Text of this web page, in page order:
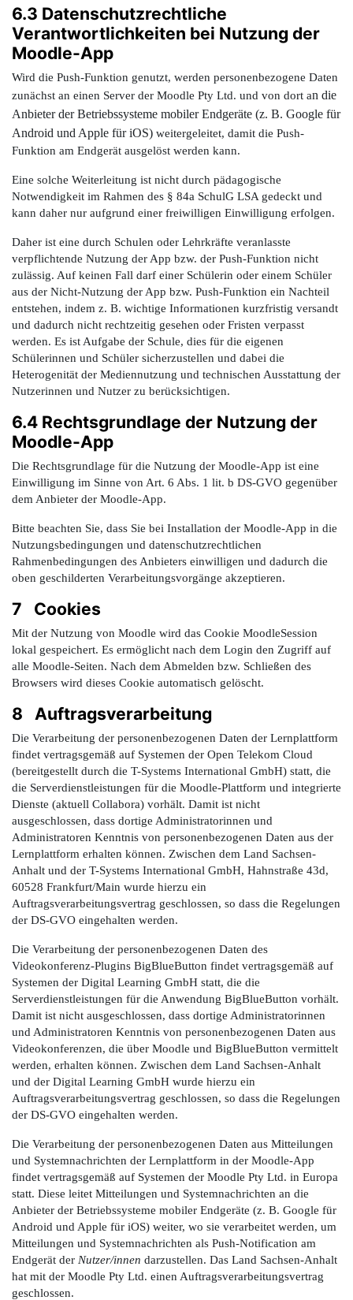
6.3 Datenschutzrechtliche
Verantwortlichkeiten bei Nutzung der
Moodle-App
Wird die Push-Funktion genutzt, werden personenbezogene Daten
zunächst an einen Server der Moodle Pty Ltd. und von dort an die
Anbieter der Betriebssysteme mobiler Endgeräte (z. B. Google für
Android und Apple für iOS) weitergeleitet, damit die Push-
Funktion am Endgerät ausgelöst werden kann.
Eine solche Weiterleitung ist nicht durch pädagogische
Notwendigkeit im Rahmen des § 84a SchulG LSA gedeckt und
kann daher nur aufgrund einer freiwilligen Einwilligung erfolgen.
Daher ist eine durch Schulen oder Lehrkräfte veranlasste
verpflichtende Nutzung der App bzw. der Push-Funktion nicht
zulässig. Auf keinen Fall darf einer Schülerin oder einem Schüler
aus der Nicht-Nutzung der App bzw. Push-Funktion ein Nachteil
entstehen, indem z. B. wichtige Informationen kurzfristig versandt
und dadurch nicht rechtzeitig gesehen oder Fristen verpasst
werden. Es ist Aufgabe der Schule, dies für die eigenen
Schülerinnen und Schüler sicherzustellen und dabei die
Heterogenität der Mediennutzung und technischen Ausstattung der
Nutzerinnen und Nutzer zu berücksichtigen.
6.4 Rechtsgrundlage der Nutzung der
Moodle-App
Die Rechtsgrundlage für die Nutzung der Moodle-App ist eine
Einwilligung im Sinne von Art. 6 Abs. 1 lit. b DS-GVO gegenüber
dem Anbieter der Moodle-App.
Bitte beachten Sie, dass Sie bei Installation der Moodle-App in die
Nutzungsbedingungen und datenschutzrechtlichen
Rahmenbedingungen des Anbieters einwilligen und dadurch die
oben geschilderten Verarbeitungsvorgänge akzeptieren.
7 Cookies
Mit der Nutzung von Moodle wird das Cookie MoodleSession
lokal gespeichert. Es ermöglicht nach dem Login den Zugriff auf
alle Moodle-Seiten. Nach dem Abmelden bzw. Schließen des
Browsers wird dieses Cookie automatisch gelöscht.
8 Auftragsverarbeitung
Die Verarbeitung der personenbezogenen Daten der Lernplattform
findet vertragsgemäß auf Systemen der Open Telekom Cloud
(bereitgestellt durch die T-Systems International GmbH) statt, die
die Serverdienstleistungen für die Moodle-Plattform und integrierte
Dienste (aktuell Collabora) vorhält. Damit ist nicht
ausgeschlossen, dass dortige Administratorinnen und
Administratoren Kenntnis von personenbezogenen Daten aus der
Lernplattform erhalten können. Zwischen dem Land Sachsen-
Anhalt und der T-Systems International GmbH, Hahnstraße 43d,
60528 Frankfurt/Main wurde hierzu ein
Auftragsverarbeitungsvertrag geschlossen, so dass die Regelungen
der DS-GVO eingehalten werden.
Die Verarbeitung der personenbezogenen Daten des
Videokonferenz-Plugins BigBlueButton findet vertragsgemäß auf
Systemen der Digital Learning GmbH statt, die die
Serverdienstleistungen für die Anwendung BigBlueButton vorhält.
Damit ist nicht ausgeschlossen, dass dortige Administratorinnen
und Administratoren Kenntnis von personenbezogenen Daten aus
Videokonferenzen, die über Moodle und BigBlueButton vermittelt
werden, erhalten können. Zwischen dem Land Sachsen-Anhalt
und der Digital Learning GmbH wurde hierzu ein
Auftragsverarbeitungsvertrag geschlossen, so dass die Regelungen
der DS-GVO eingehalten werden.
Die Verarbeitung der personenbezogenen Daten aus Mitteilungen
und Systemnachrichten der Lernplattform in der Moodle-App
findet vertragsgemäß auf Systemen der Moodle Pty Ltd. in Europa
statt. Diese leitet Mitteilungen und Systemnachrichten an die
Anbieter der Betriebssysteme mobiler Endgeräte (z. B. Google für
Android und Apple für iOS) weiter, wo sie verarbeitet werden, um
Mitteilungen und Systemnachrichten als Push-Notification am
Endgerät der Nutzer/innen darzustellen. Das Land Sachsen-Anhalt
hat mit der Moodle Pty Ltd. einen Auftragsverarbeitungsvertrag
geschlossen.